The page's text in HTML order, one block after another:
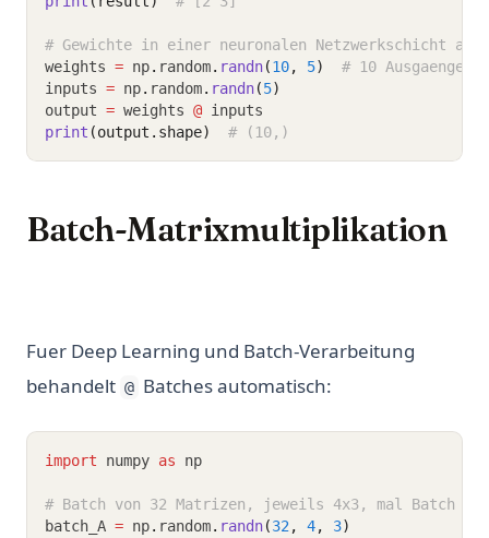
# Gewichte in einer neuronalen Netzwerkschicht
weights = np. random. randn(10, 5)
# 10 Ausgaenge,
inputs = np. random. randn(5)
output = weights @ inputs
print (output.shape) # (10,)
Batch-Matrixmultiplikation
Fuer Deep Learning und Batch-Verarbeitung
behandelt @ Batches automatisch:
import numpy as np
# Batch von 32 Matrizen, jeweils 4x3, mal Batch
batch_A = np. random. randn(32 , 4, 3)